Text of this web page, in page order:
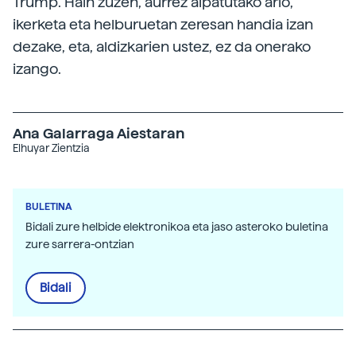
ikerketa eta helburuetan zeresan handia izan
dezake, eta, aldizkarien ustez, ez da onerako
izango.
Ana Galarraga Aiestaran
Elhuyar Zientzia
BULETINA
Bidali zure helbide elektronikoa eta jaso asteroko buletina
zure sarrera-ontzian
Bidali